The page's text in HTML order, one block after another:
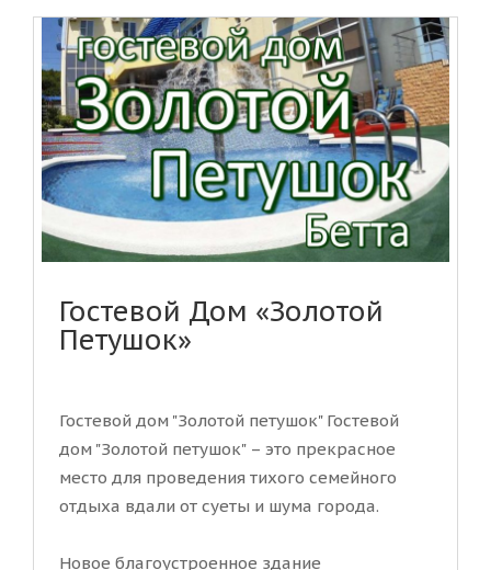
Гостевой Дом «Золотой
Петушок»
Гостевой дом "Золотой петушок" Гостевой
дом "Золотой петушок" – это прекрасное
место для проведения тихого семейного
отдыха вдали от суеты и шума города.
Новое благоустроенное здание